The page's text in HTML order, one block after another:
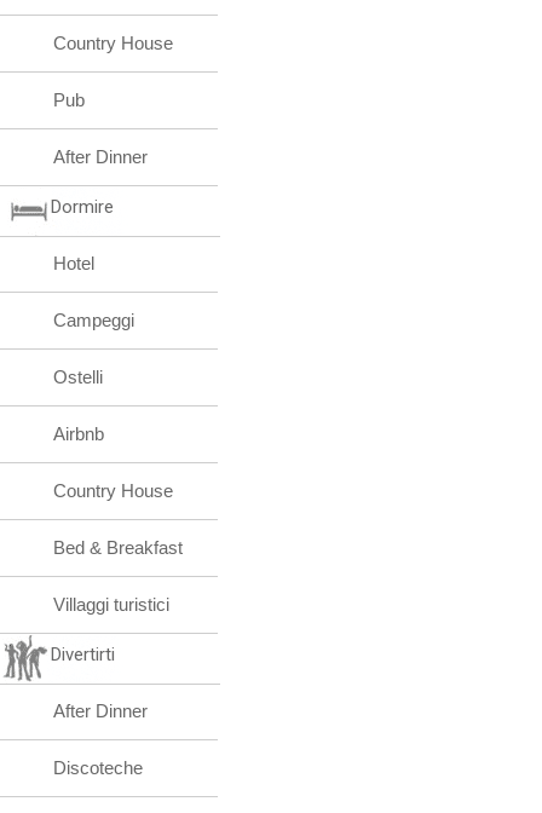
Country House
Pub
After Dinner
Dormire
Hotel
Campeggi
Ostelli
Airbnb
Country House
Bed & Breakfast
Villaggi turistici
Divertirti
After Dinner
Discoteche